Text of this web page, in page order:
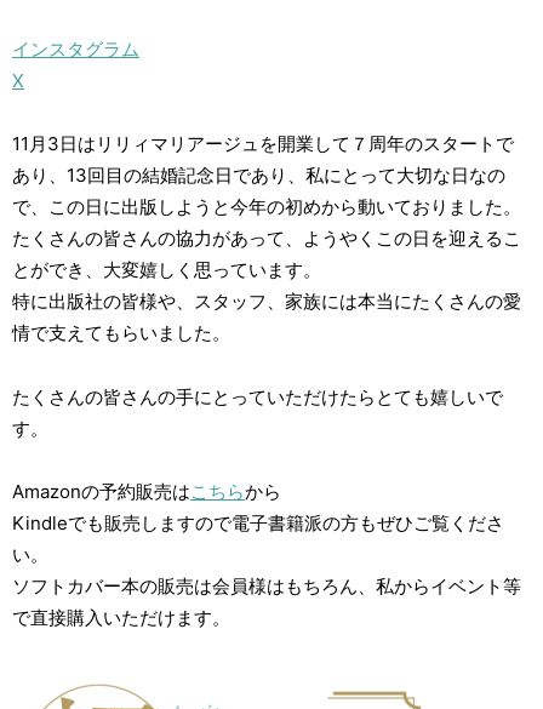
インスタグラム
X
11月3日はリリィマリアージュを開業して７周年のスタートで
あり、13回目の結婚記念日であり、私にとって大切な日なの
で、この日に出版しようと今年の初めから動いておりました。
たくさんの皆さんの協力があって、ようやくこの日を迎えるこ
とができ、大変嬉しく思っています。
特に出版社の皆様や、スタッフ、家族には本当にたくさんの愛
情で支えてもらいました。
たくさんの皆さんの手にとっていただけたらとても嬉しいで
す。
Amazonの予約販売はこちらから
Kindleでも販売しますので電子書籍派の方もぜひご覧くださ
い。
ソフトカバー本の販売は会員様はもちろん、私からイベント等
で直接購入いただけます。